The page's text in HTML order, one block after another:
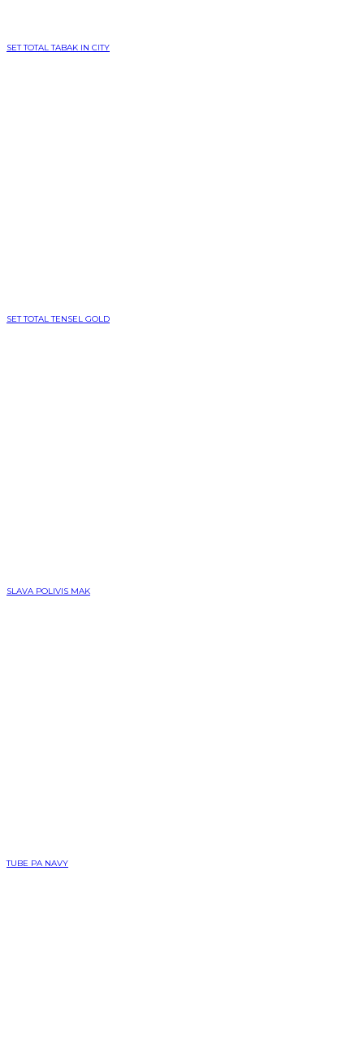
SET TOTAL TABAK IN CITY
SET TOTAL TENSEL GOLD
SLAVA POLIVIS MAK
TUBE PA NAVY